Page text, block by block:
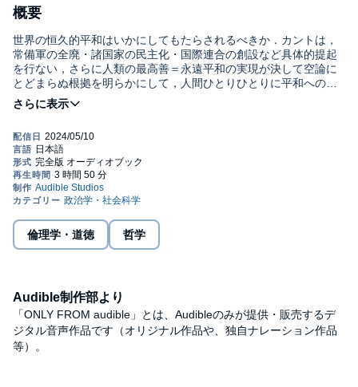
概要
世界の恒久的平和はいかにしてもたらされるべきか．カントは，
常備軍の全廃・諸国家の民主化・国際連合の創設など具体的提起
を行ない，さらに人類の最高善＝永遠平和の実現が決して空論に
とどまらぬ根拠を明らかにして，人間ひとりひとりに平和への努
力を厳粛に義務づける．あらためて熟読されるべき平和論の古
典．©Reiko Utsunomiya 2024 (P)2024 Audible, Inc.
倫理学・道徳 哲学
Audible制作部より
「ONLY FROM audible」とは、Audibleのみが提供・販売するデ
ジタル音声作品です（オリジナル作品や、独自ナレーション作品
等）。